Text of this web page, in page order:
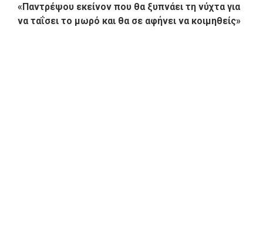
«Παντρέψου εκείνον που θα ξυπνάει τη νύχτα για
να ταΐσει το μωρό και θα σε αφήνει να κοιμηθείς»